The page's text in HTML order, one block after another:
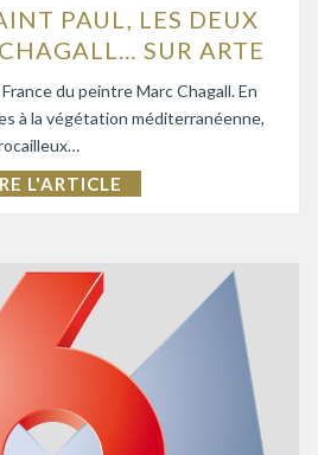
PAUL, LES DEUX
SUR ARTE
du peintre Marc Chagall. En
à la végétation méditerranéenne,
L'ARTICLE